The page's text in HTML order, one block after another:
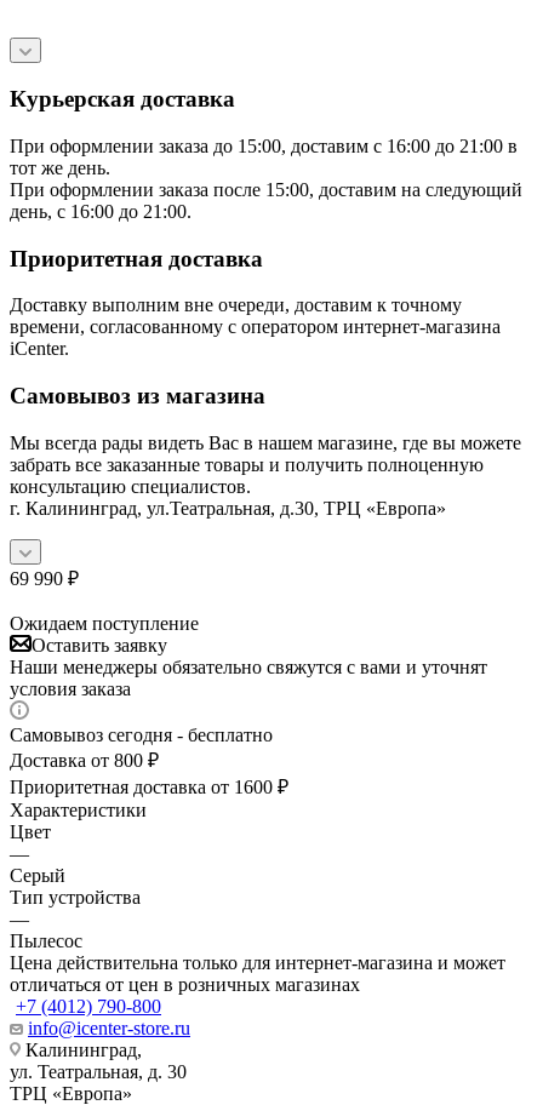
Курьерская доставка
При оформлении заказа до 15:00, доставим с 16:00 до 21:00 в
тот же день.
При оформлении заказа после 15:00, доставим на следующий
день, с 16:00 до 21:00.
Приоритетная доставка
Доставку выполним вне очереди, доставим к точному
времени, согласованному с оператором интернет-магазина
iCenter.
Самовывоз из магазина
Мы всегда рады видеть Вас в нашем магазине, где вы можете
забрать все заказанные товары и получить полноценную
консультацию специалистов.
г. Калининград, ул.Театральная, д.30, ТРЦ «Европа»
69 990 ₽
Ожидаем поступление
Оставить заявку
Наши менеджеры обязательно свяжутся с вами и уточнят
условия заказа
Самовывоз сегодня - бесплатно
Доставка от 800 ₽
Приоритетная доставка от 1600 ₽
Характеристики
Цвет
—
Серый
Тип устройства
—
Пылесос
Цена действительна только для интернет-магазина и может
отличаться от цен в розничных магазинах
+7 (4012) 790-800
info@icenter-store.ru
Калининград,
ул. Театральная, д. 30
ТРЦ «Европа»